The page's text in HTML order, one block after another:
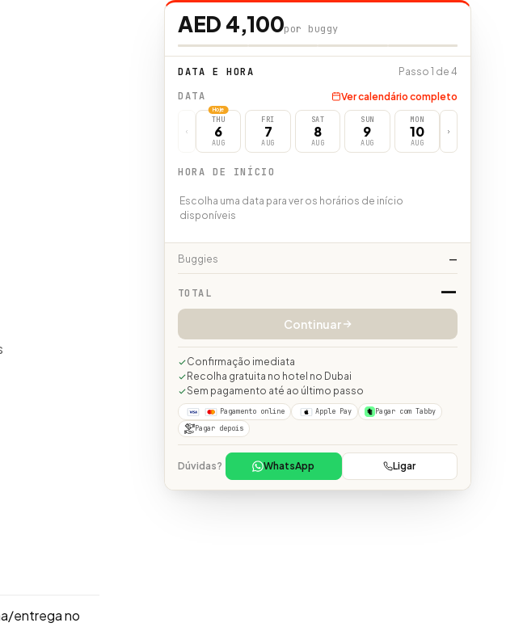
entrega no
AED 4,100por buggy
DATA E HORA Passo 1 de 4
DATA Ver calendário completo
Hoje
THU
6
AUG
FRI
7
AUG
SAT
8
AUG
SUN
9
AUG
MON
10
AUG
HORA DE INÍCIO
Escolha uma data para ver os horários de início
disponíveis
Buggies —
TOTAL —
Continuar
Confirmação imediata
Recolha gratuita no hotel no Dubai
Sem pagamento até ao último passo
Pagamento online Apple Pay
Pagar com Tabby
Pagar depois
Dúvidas? WhatsApp Ligar